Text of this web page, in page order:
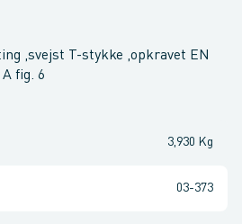
,svejst T-stykke ,opkravet EN
fig. 6
3,930 Kg
03-373